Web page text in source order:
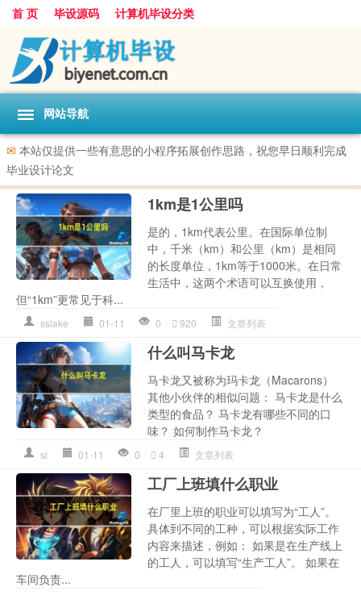
首 页 毕设源码 计算机毕设分类
网站导航
✉ 本站仅提供一些有意思的小程序拓展创作思路，祝您早日顺利完成
毕业设计论文
1km是1公里吗
是的，1km代表公里。在国际单位制
中，千米（km）和公里（km）是相同
的长度单位，1km等于1000米。在日常
生活中，这两个术语可以互换使用，
但“1km”更常见于科...
sslake 01-11 0 920 文章列表
什么叫马卡龙
马卡龙又被称为玛卡龙（Macarons）
其他小伙伴的相似问题： 马卡龙是什么
类型的食品？ 马卡龙有哪些不同的口
味？ 如何制作马卡龙？
sl 01-11 0 4 文章列表
工厂上班填什么职业
在厂里上班的职业可以填写为“工人”。
具体到不同的工种，可以根据实际工作
内容来描述，例如： 如果是在生产线上
的工人，可以填写“生产工人”。 如果在
车间负责...